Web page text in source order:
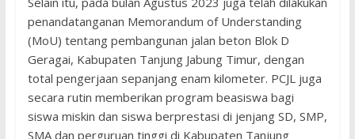
penandatanganan Memorandum of Understanding
(MoU) tentang pembangunan jalan beton Blok D
Geragai, Kabupaten Tanjung Jabung Timur, dengan
total pengerjaan sepanjang enam kilometer. PCJL juga
secara rutin memberikan program beasiswa bagi
siswa miskin dan siswa berprestasi di jenjang SD, SMP,
SMA dan perguruan tinggi di Kabupaten Tanjung